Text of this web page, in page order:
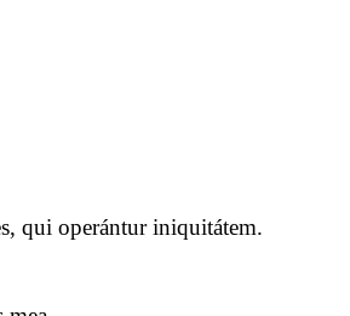
qui operántur iniquitátem.